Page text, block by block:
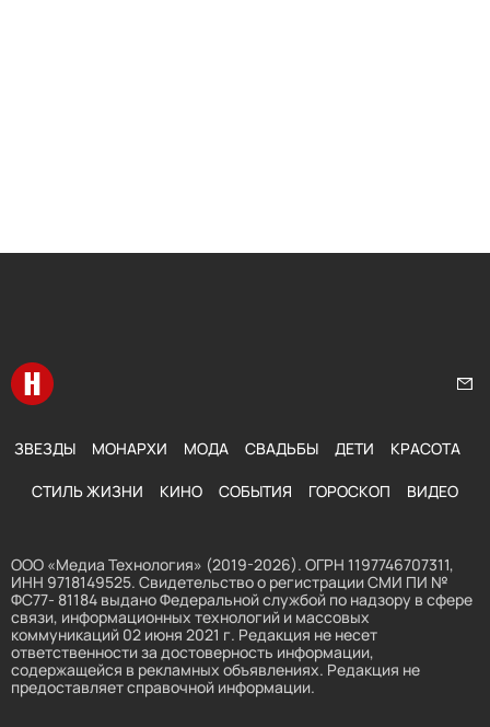
Перейти на главную
ЗВЕЗДЫ МОНАРХИ МОДА СВАДЬБЫ ДЕТИ КРАСОТА
СТИЛЬ ЖИЗНИ КИНО СОБЫТИЯ ГОРОСКОП ВИДЕО
ООО «Медиа Технология» (2019-2026). ОГРН 1197746707311,
ИНН 9718149525. Свидетельство о регистрации СМИ ПИ №
ФС77- 81184 выдано Федеральной службой по надзору в сфере
связи, информационных технологий и массовых
коммуникаций 02 июня 2021 г. Редакция не несет
ответственности за достоверность информации,
содержащейся в рекламных объявлениях. Редакция не
предоставляет справочной информации.